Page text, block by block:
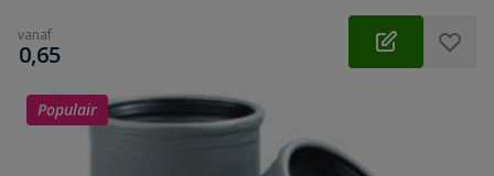
vanaf
€
0,65
Populair